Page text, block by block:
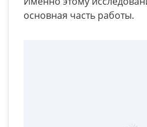
основная часть работы.